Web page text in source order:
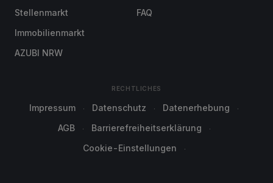
Stellenmarkt
Immobilienmarkt
AZUBI NRW
FAQ
RECHTLICHES
Impressum Datenschutz
Datenerhebung
AGB
Barrierefreiheitserklärung
Cookie-Einstellungen